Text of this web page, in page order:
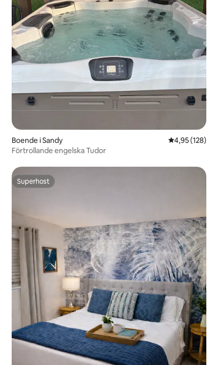
Boende i Sandy 4,95 av 5 i
4,95 (128)
Förtrollande engelska Tudor
Superhost
Superhost